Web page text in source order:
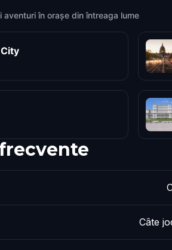
în orașe din întreaga lume
Câte